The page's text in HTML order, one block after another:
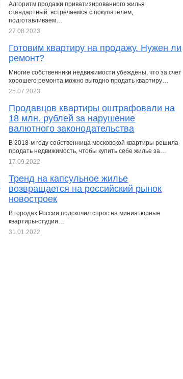
Алгоритм продажи приватизированного жилья
стандартный: встречаемся с покупателем,
подготавливаем…
27.08.2023
Готовим квартиру на продажу. Нужен ли
ремонт?
Многие собственники недвижимости убеждены, что за счет
хорошего ремонта можно выгодно продать квартиру…
25.07.2023
Продавцов квартиры оштрафовали на
18 млн. рублей за нарушение
валютного законодательства
В 2018-м году собственница московской квартиры решила
продать недвижимость, чтобы купить себе жилье за…
17.09.2022
Тренд на капсульное жилье
возвращается на российский рынок
новостроек
В городах России подскочил спрос на миниатюрные
квартиры-студии…
31.01.2022